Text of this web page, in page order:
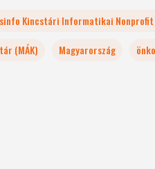
Kincstári Informatikai
(MÁK) Magyarország